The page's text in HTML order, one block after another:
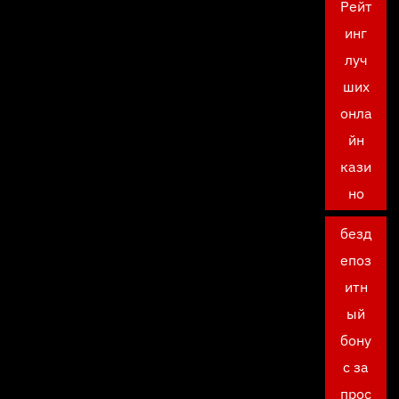
Рейт
инг
луч
ших
онла
йн
кази
но
безд
епоз
итн
ый
бону
с за
прос